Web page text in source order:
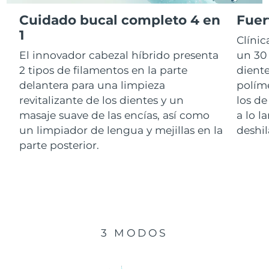
Cuidado bucal completo 4 en
1
El innovador cabezal híbrido presenta
2 tipos de filamentos en la parte
delantera para una limpieza
revitalizante de los dientes y un
masaje suave de las encías, así como
un limpiador de lengua y mejillas en la
parte posterior.
un
los
a lo
3 MODOS
RAE de Macao
(China)
Malasia Entrega prevista 11/8/26
Malta Entrega prevista 8/8/26
México Entrega prevista 12/8/26
Mónaco
Entrega prevista